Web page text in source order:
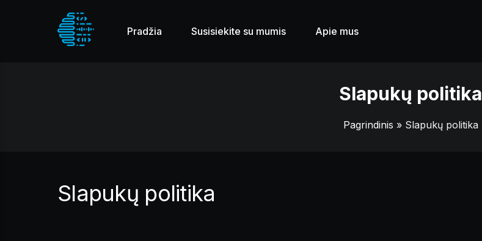
Pradžia Susisiekite su mumis Apie mus
Slapukų politika
Pagrindinis » Slapukų politika
Slapukų politika